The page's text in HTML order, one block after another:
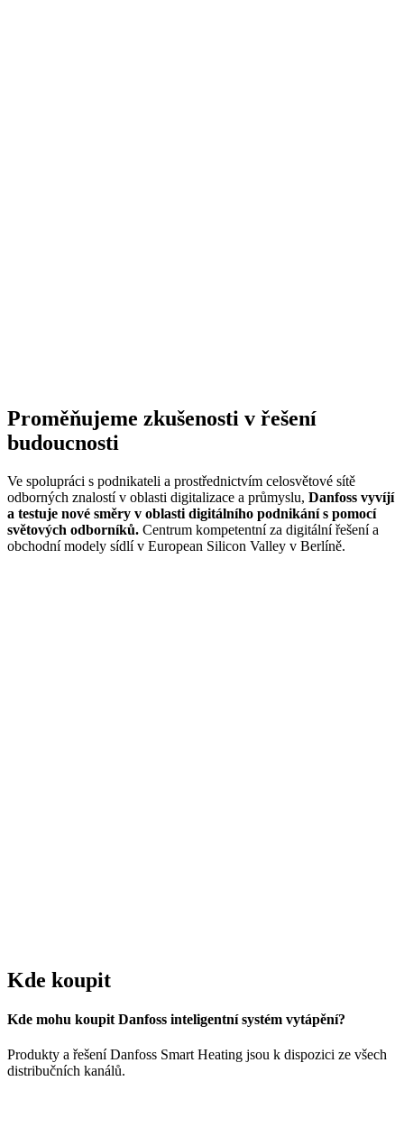
Proměňujeme zkušenosti v řešení
budoucnosti
Ve spolupráci s podnikateli a prostřednictvím celosvětové sítě
odborných znalostí v oblasti digitalizace a průmyslu, Danfoss vyvíjí
a testuje nové směry v oblasti digitálního podnikání s pomocí
světových odborníků. Centrum kompetentní za digitální řešení a
obchodní modely sídlí v European Silicon Valley v Berlíně.
Kde koupit
Kde mohu koupit Danfoss inteligentní systém vytápění?
Produkty a řešení Danfoss Smart Heating jsou k dispozici ze všech
distribučních kanálů.